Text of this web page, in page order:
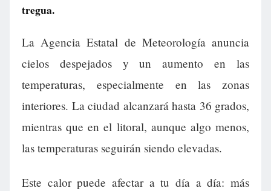
tregua.
La Agencia Estatal de Meteorología anuncia
cielos despejados y un aumento en las
temperaturas, especialmente en las zonas
interiores. La ciudad alcanzará hasta 36 grados,
mientras que en el litoral, aunque algo menos,
las temperaturas seguirán siendo elevadas.
Este calor puede afectar a tu día a día: más